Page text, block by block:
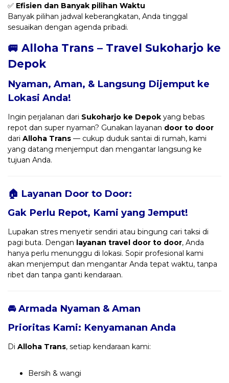
✅ Efisien dan Banyak pilihan Waktu
Banyak pilihan jadwal keberangkatan, Anda tinggal
sesuaikan dengan agenda pribadi.
🚐 Alloha Trans – Travel Sukoharjo ke
Depok
Nyaman, Aman, & Langsung Dijemput ke
Lokasi Anda!
Ingin perjalanan dari Sukoharjo ke Depok yang bebas
repot dan super nyaman? Gunakan layanan door to door
dari Alloha Trans — cukup duduk santai di rumah, kami
yang datang menjemput dan mengantar langsung ke
tujuan Anda.
🏠 Layanan Door to Door:
Gak Perlu Repot, Kami yang Jemput!
Lupakan stres menyetir sendiri atau bingung cari taksi di
pagi buta. Dengan layanan travel door to door, Anda
hanya perlu menunggu di lokasi. Sopir profesional kami
akan menjemput dan mengantar Anda tepat waktu, tanpa
ribet dan tanpa ganti kendaraan.
🚘 Armada Nyaman & Aman
Prioritas Kami: Kenyamanan Anda
Di Alloha Trans, setiap kendaraan kami:
Bersih & wangi